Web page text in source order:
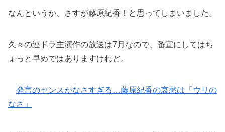
なんというか、さすが藤原紀香！と思ってしまいました。
久々の連ドラ主演作の放送は7月なので、番宣にしてはち
ょっと早めではありますけれど。
発言のセンスがなさすぎる…藤原紀香の哀愁は「ウリの
なさ」